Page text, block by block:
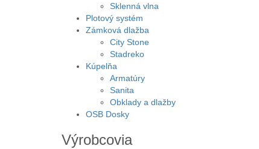
Sklenná vlna
Plotový systém
Zámková dlažba
City Stone
Stadreko
Kúpelňa
Armatúry
Sanita
Obklady a dlažby
OSB Dosky
Výrobcovia